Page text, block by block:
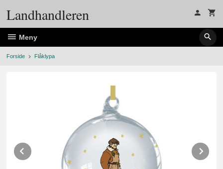
Landhandleren
Meny
Forside Flåklypa
Prev